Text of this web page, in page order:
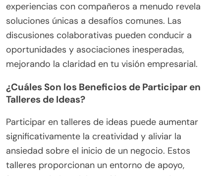
experiencias con compañeros a menudo revela
soluciones únicas a desafíos comunes. Las
discusiones colaborativas pueden conducir a
oportunidades y asociaciones inesperadas,
mejorando la claridad en tu visión empresarial.
¿Cuáles Son los Beneficios de Participar en
Talleres de Ideas?
Participar en talleres de ideas puede aumentar
significativamente la creatividad y aliviar la
ansiedad sobre el inicio de un negocio. Estos
talleres proporcionan un entorno de apoyo,